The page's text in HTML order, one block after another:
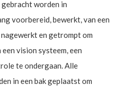
worden in
voorbereid, bewerkt, van een
en getrompt om
vision systeem, een
te ondergaan. Alle
in een bak geplaatst om